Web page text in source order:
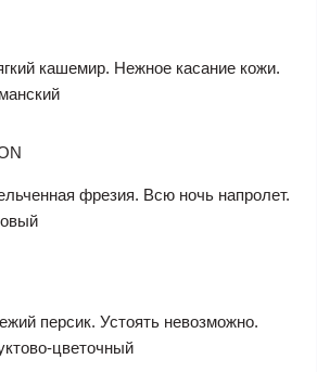
кашемир. Нежное касание кожи.
фрезия. Всю ночь напролет.
персик. Устоять невозможно.
цветочный